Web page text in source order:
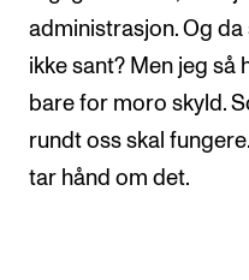
administrasjon. Og da
ikke sant? Men jeg så
bare for moro skyld.
rundt oss skal
tar hånd om det.